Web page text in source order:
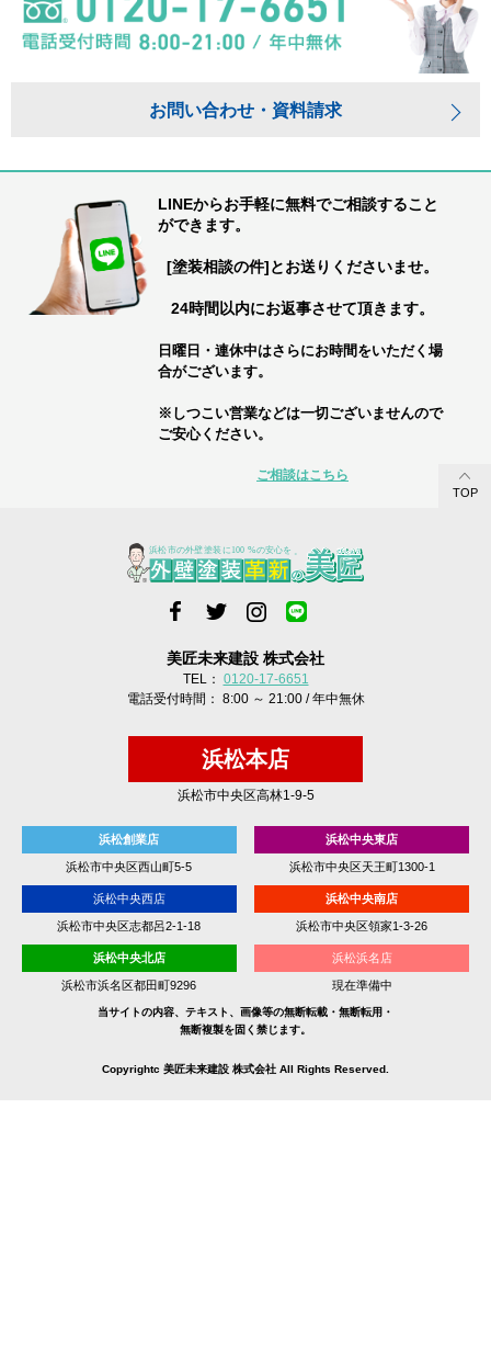
お問い合わせ・資料請求
LINEからお手軽に無料でご相談すること
ができます。
[塗装相談の件]とお送りくださいませ。
24時間以内にお返事させて頂きます。
日曜日・連休中はさらにお時間をいただく場
合がございます。
※しつこい営業などは一切ございませんので
ご安心ください。
ご相談はこちら
TOP
美匠未来建設 株式会社
TEL： 0120-17-6651
電話受付時間： 8:00 ～ 21:00 / 年中無休
浜松本店
浜松市中央区高林1-9-5
浜松創業店
浜松市中央区西山町5-5
浜松中央東店
浜松市中央区天王町1300-1
浜松中央西店
浜松市中央区志都呂2-1-18
浜松中央南店
浜松市中央区領家1-3-26
浜松中央北店
浜松市浜名区都田町9296
浜松浜名店
現在準備中
当サイトの内容、テキスト、画像等の無断転載・無断転用・
無断複製を固く禁じます。
Copyrightc 美匠未来建設 株式会社 All Rights Reserved.